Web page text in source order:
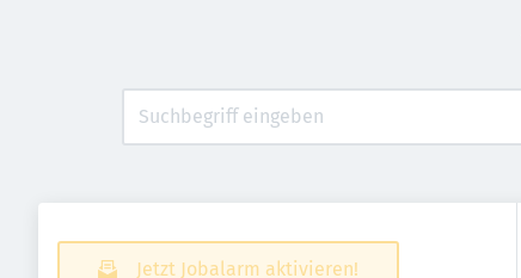
Jetzt Jobalarm aktivieren!